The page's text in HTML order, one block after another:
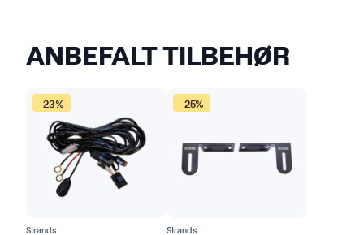
ANBEFALT TILBEHØR
-23%
Strands
-25%
Strands